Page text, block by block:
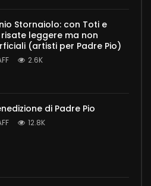
Stornaiolo: con Toti e
leggere ma non
(artisti per Padre Pio)
2.6K
di Padre Pio
12.8K